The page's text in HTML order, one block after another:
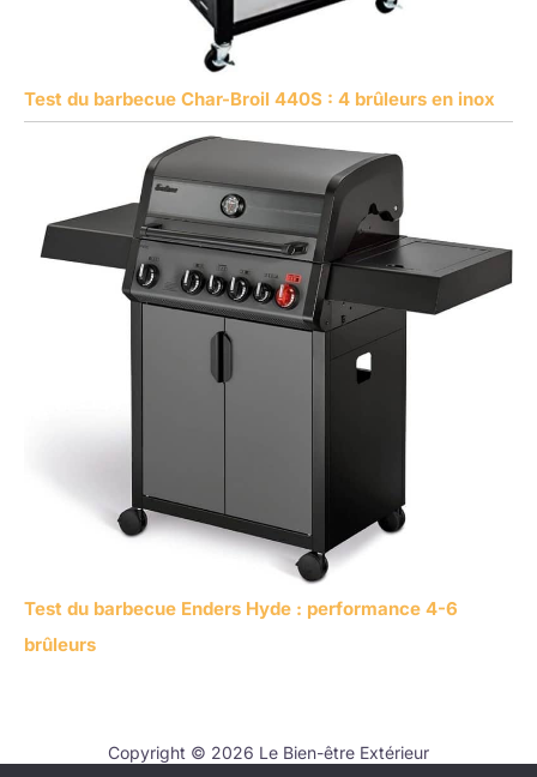
Test du barbecue Char-Broil 440S : 4 brûleurs en inox
Test du barbecue Enders Hyde : performance 4-6
brûleurs
Copyright © 2026 Le Bien-être Extérieur